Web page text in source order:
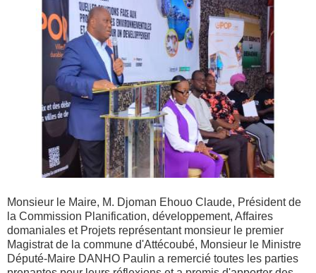
Monsieur le Maire, M. Djoman Ehouo Claude, Président de
la Commission Planification, développement, Affaires
domaniales et Projets représentant monsieur le premier
Magistrat de la commune d'Attécoubé, Monsieur le Ministre
Député-Maire DANHO Paulin a remercié toutes les parties